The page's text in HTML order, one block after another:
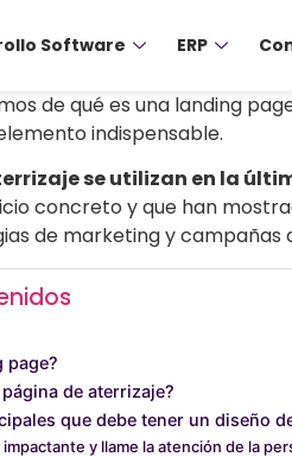
Software ERP
de qué es una landing
indispensable.
se utilizan en la
concreto y que han
de marketing y campañas
page?
de aterrizaje?
que debe tener un diseño
impactante y llame la atención de la